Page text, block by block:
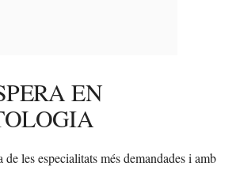
EN
les especialitats més demandades i amb